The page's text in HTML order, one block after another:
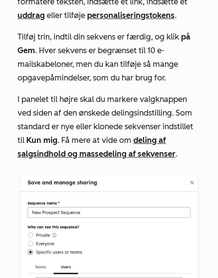
formatere teksten, indsætte et link, indsætte et
uddrag eller tilføje personaliseringstokens.
Tilføj trin, indtil din sekvens er færdig, og klik på
Gem. Hver sekvens er begrænset til 10 e-
mailskabeloner, men du kan tilføje så mange
opgavepåmindelser, som du har brug for.
I panelet til højre skal du markere valgknappen
ved siden af den ønskede delingsindstilling. Som
standard er nye eller klonede sekvenser indstillet
til Kun mig. Få mere at vide om deling af
salgsindhold og massedeling af sekvenser.